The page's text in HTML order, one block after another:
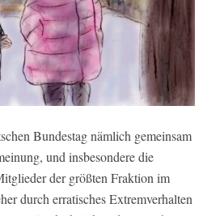
Bundestag nämlich gemeinsam
und insbesondere die
der größten Fraktion im
durch erratisches Extremverhalten